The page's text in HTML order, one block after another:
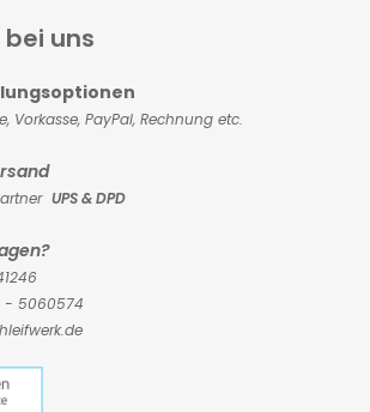
uns
Vorkasse, PayPal, Rechnung etc.
UPS & DPD
- 5060574